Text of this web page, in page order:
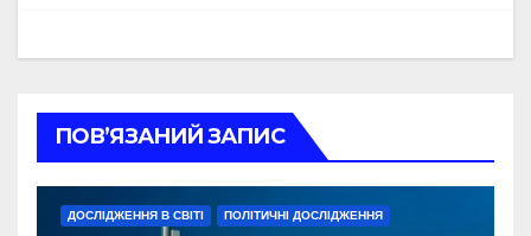
ПОВ’ЯЗАНИЙ ЗАПИС
ДОСЛІДЖЕННЯ В СВІТІ ПОЛІТИЧНІ ДОСЛІДЖЕННЯ